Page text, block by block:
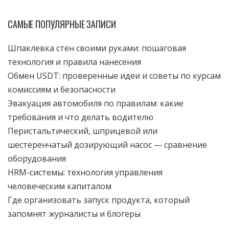
САМЫЕ ПОПУЛЯРНЫЕ ЗАПИСИ
Шпаклевка стен своими руками: пошаговая
технология и правила нанесения
Обмен USDT: проверенные идеи и советы по курсам
комиссиям и безопасности
Эвакуация автомобиля по правилам: какие
требования и что делать водителю
Перистальтический, шприцевой или
шестеренчатый дозирующий насос — сравнение
оборудования
HRM-системы: технология управления
человеческим капиталом
Где организовать запуск продукта, который
запомнят журналисты и блогеры